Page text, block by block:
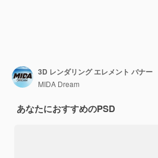
3D レンダリング エレメント バナー
MIDA Dream
あなたにおすすめのPSD